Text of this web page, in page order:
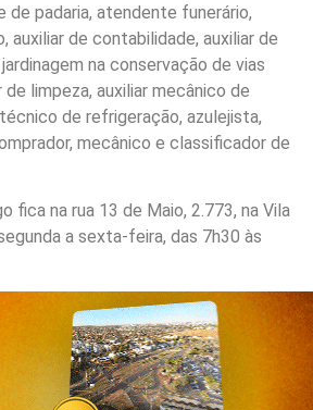
de padaria, atendente funerário,
auxiliar de contabilidade, auxiliar de
na conservação de vias
limpeza, auxiliar mecânico de
de refrigeração, azulejista,
mecânico e classificador de
fica na rua 13 de Maio, 2.773, na Vila
a sexta-feira, das 7h30 às